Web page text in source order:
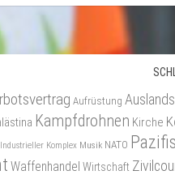
Aufrüstung
Kampfdrohnen Kirche
Komplex Musik NATO
Waffenhandel Wirtschaft